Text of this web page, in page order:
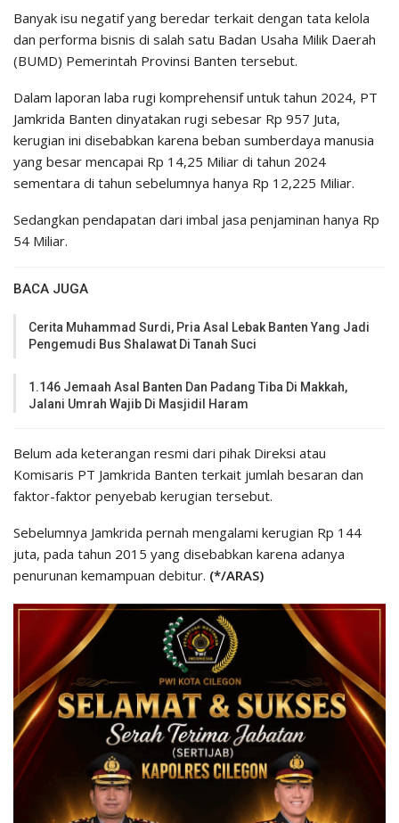
Banyak isu negatif yang beredar terkait dengan tata kelola
dan performa bisnis di salah satu Badan Usaha Milik Daerah
(BUMD) Pemerintah Provinsi Banten tersebut.
Dalam laporan laba rugi komprehensif untuk tahun 2024, PT
Jamkrida Banten dinyatakan rugi sebesar Rp 957 Juta,
kerugian ini disebabkan karena beban sumberdaya manusia
yang besar mencapai Rp 14,25 Miliar di tahun 2024
sementara di tahun sebelumnya hanya Rp 12,225 Miliar.
Sedangkan pendapatan dari imbal jasa penjaminan hanya Rp
54 Miliar.
BACA JUGA
Cerita Muhammad Surdi, Pria Asal Lebak Banten Yang Jadi
Pengemudi Bus Shalawat Di Tanah Suci
1.146 Jemaah Asal Banten Dan Padang Tiba Di Makkah,
Jalani Umrah Wajib Di Masjidil Haram
Belum ada keterangan resmi dari pihak Direksi atau
Komisaris PT Jamkrida Banten terkait jumlah besaran dan
faktor-faktor penyebab kerugian tersebut.
Sebelumnya Jamkrida pernah mengalami kerugian Rp 144
juta, pada tahun 2015 yang disebabkan karena adanya
penurunan kemampuan debitur. (*/ARAS)